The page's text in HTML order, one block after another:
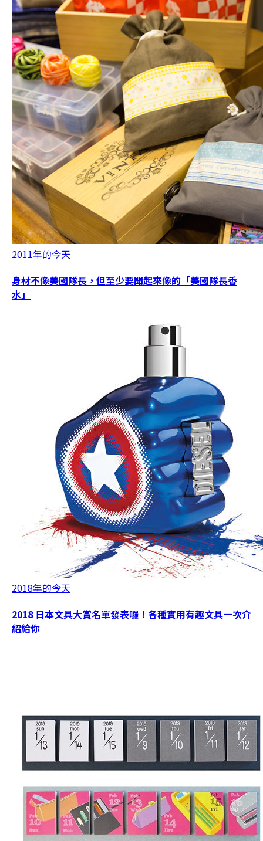
2011年的今天
身材不像美國隊長，但至少要聞起來像的「美國隊長香
水」
2018年的今天
2018 日本文具大賞名單發表囉！各種實用有趣文具一次介
紹給你